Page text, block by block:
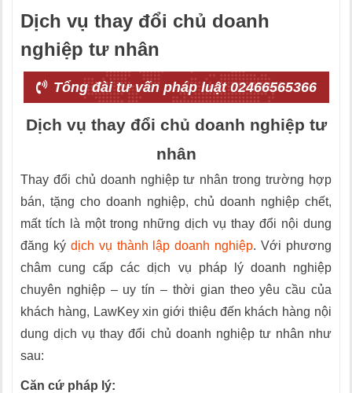
Dịch vụ thay đổi chủ doanh
nghiệp tư nhân
Tổng đài tư vấn pháp luật 02466565366
Dịch vụ thay đổi chủ doanh nghiệp tư
nhân
Thay đổi chủ doanh nghiệp tư nhân trong trường hợp
bán, tặng cho doanh nghiệp, chủ doanh nghiệp chết,
mất tích là một trong những dịch vụ thay đổi nội dung
đăng ký dịch vụ thành lập doanh nghiệp. Với phương
châm cung cấp các dịch vụ pháp lý doanh nghiệp
chuyên nghiệp – uy tín – thời gian theo yêu cầu của
khách hàng, LawKey xin giới thiệu đến khách hàng nội
dung dịch vụ thay đổi chủ doanh nghiệp tư nhân như
sau:
Căn cứ pháp lý: